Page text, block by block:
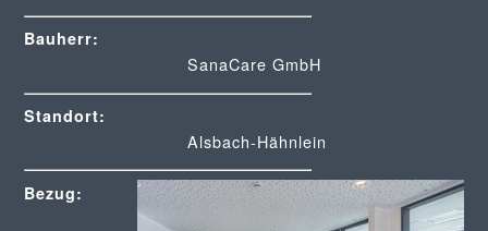
Bauherr:
SanaCare GmbH
Standort:
Alsbach-Hähnlein
Bezug: